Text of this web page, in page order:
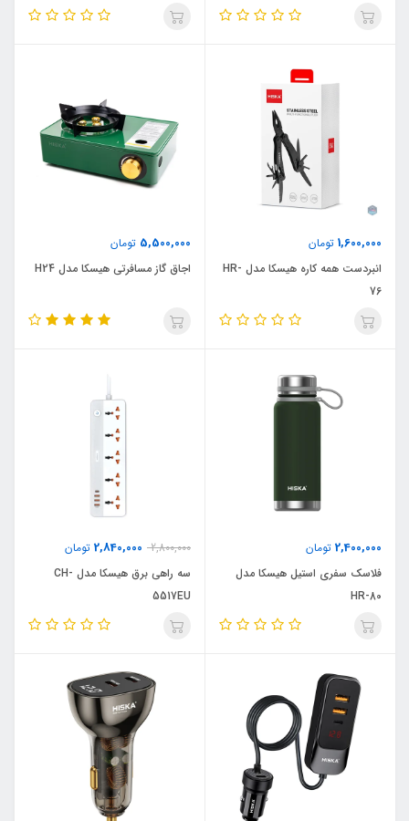
1,600,000 تومان
انبردست همه کاره هیسکا مدل HR-
76
5,500,000 تومان
اجاق گاز مسافرتی هیسکا مدل H24
2,400,000 تومان
فلاسک سفری استیل هیسکا مدل
HR-80
2,800,000
2,840,000 تومان
سه راهی برق هیسکا مدل CH-
5517EU